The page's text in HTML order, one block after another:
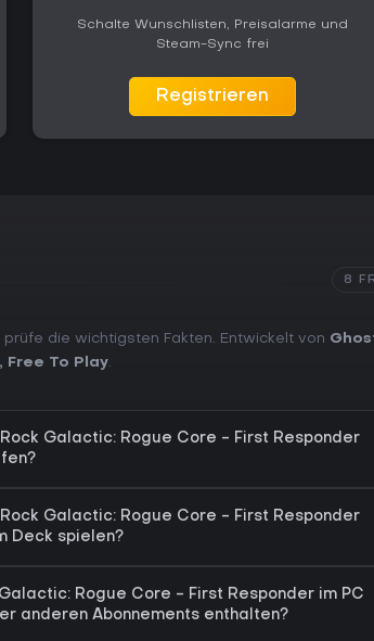
Schalte Wunschlisten, Preisalarme und
Steam-Sync frei
Registrieren
8
prüfe die wichtigsten Fakten. Entwickelt von
, Free To Play.
Rock Galactic: Rogue Core - First Responder
Rock Galactic: Rogue Core - First Responder
Deck spielen?
Rogue Core - First Responder im PC
anderen Abonnements enthalten?